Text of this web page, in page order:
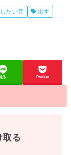
たい音
出す
る Pocket
取る